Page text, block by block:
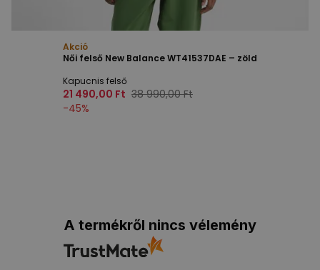
Akció
Női felső New Balance WT41537DAE – zöld
Kapucnis felső
21 490,00 Ft 38 990,00 Ft
-45%
A termékről nincs vélemény